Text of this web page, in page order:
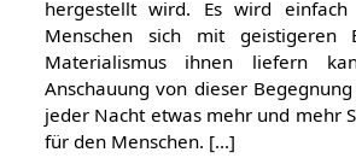
dasjenige, was durch diese
hergestellt wird. Es wird
Menschen sich mit geistigeren
Materialismus ihnen liefern
Anschauung von dieser
jeder Nacht etwas mehr und mehr